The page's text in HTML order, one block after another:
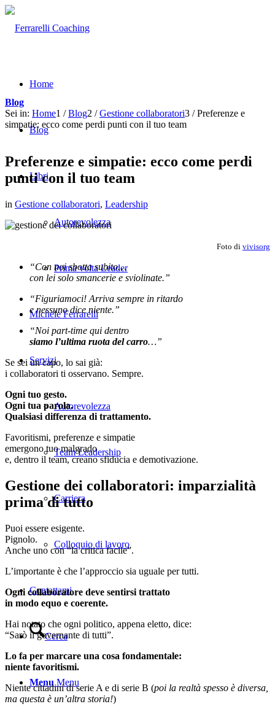
Home
Blog
Libri
Autorevolezza
Prima volta Leader
Michele Ferrarelli
Servizi
Autorevolezza
Team Leadership
Carriera
Colloquio di lavoro
Contattami
Cerca
Menu Menu
Blog
Sei in: Home1 / Blog2 / Gestione collaboratori3 / Preferenze e
simpatie: ecco come perdi punti con il tuo team
Preferenze e simpatie: ecco come perdi
punti con il tuo team
in Gestione collaboratori, Leadership
Foto di vivisorg
“Con noi sbotta subito…
con lei solo smancerie e sviolinate.”
“Figuriamoci! Arriva sempre in ritardo
e nessuno dice niente.”
“Noi part-time qui dentro
siamo l’ultima ruota del carro…”
Se sei un capo, lo sai già:
i collaboratori ti osservano. Sempre.
Ogni tuo gesto.
Ogni tua parola.
Qualsiasi differenza di trattamento.
Favoritismi, preferenze e simpatie
emergono tuo malgrado
e, dentro il team, creano sfiducia e demotivazione.
Gestione dei collaboratori: imparzialità
prima di tutto
Puoi essere esigente.
Pignolo.
Anche uno con “la critica facile”.
L’importante è che l’approccio sia uguale per tutti.
Ogni collaboratore deve sentirsi trattato
in modo equo e coerente.
Hai notato che ogni politico, appena eletto, dice:
“Sarò il governante di tutti”.
Lo fa per marcare una cosa fondamentale:
niente favoritismi.
Niente cittadini di serie A e di serie B (poi la realtà spesso è diversa,
ma questa è un’altra storia!)